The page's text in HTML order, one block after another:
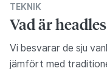
TEKNIK
Vad är
Vi besvarar de sju
jämfört med